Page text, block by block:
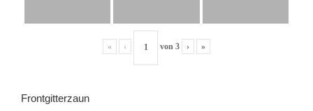
« ‹ von 3 › »
Frontgitterzaun